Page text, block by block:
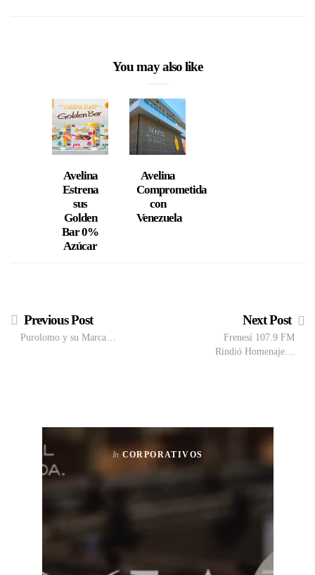
You may also like
Avelina
Estrena
sus
Golden
Bar 0%
Azúcar
Avelina
Comprometida
con
Venezuela
Previous Post
Purolomo y su Marca…
Next Post
Frenesí 107.9 FM
Rindió Homenaje…
In CORPORATIVOS